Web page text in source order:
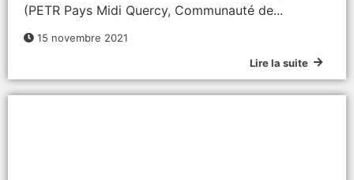
(PETR Pays Midi Quercy, Communauté de...
15 novembre 2021
Lire la suite